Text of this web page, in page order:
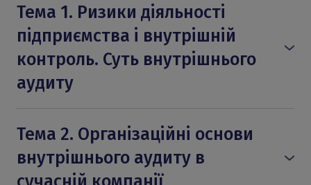
Тема 1. Ризики діяльності
підприємства і внутрішній
контроль. Суть внутрішнього
аудиту
Модель ризику. Визначення ризику. Цілі
діяльності організації і ризики, що
загрожують їх досягненню.
Тема 2. Організаційні основи
внутрішнього аудиту в